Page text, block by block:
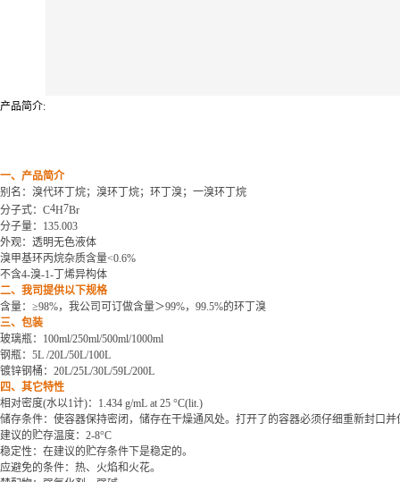
产品简介:
一、产品简介
别名：溴代环丁烷；溴环丁烷；环丁溴；一溴环丁烷
分子式： C4H7Br
分子量： 135.003
外观：透明无色液体
溴甲基环丙烷杂质含量<0.6%
不含4-溴-1-丁烯异构体
二、我司提供以下规格
含量： ≥98%，我公司可订做含量＞99%， 99.5%的环丁溴
三、包装
玻璃瓶： 100ml/250ml/500ml/1000ml
钢瓶： 5L /20L/50L/100L
镀锌钢桶： 20L/25L/30L/59L/200L
四、其它特性
相对密度(水以1计)：1.434 g/mL at 25 °C(lit.)
储存条件：使容器保持密闭，储存在干燥通风处。打开了的容器必须仔细重新封口
建议的贮存温度： 2-8°C
稳定性：在建议的贮存条件下是稳定的。
应避免的条件：热、火焰和火花。